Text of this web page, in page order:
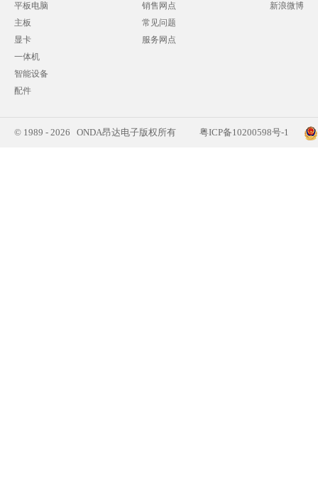
平板电脑
主板
显卡
一体机
智能设备
配件
销售网点
常见问题
服务网点
新浪微博
© 1989 - 2026 ONDA昂达电子版权所有 粤ICP备10200598号-1